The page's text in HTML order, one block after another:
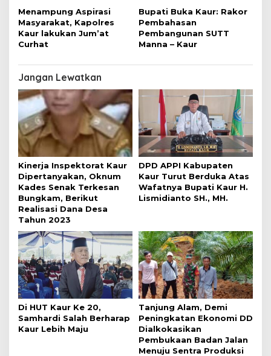
Menampung Aspirasi
Masyarakat, Kapolres
Kaur lakukan Jum’at
Curhat
Bupati Buka Kaur: Rakor
Pembahasan
Pembangunan SUTT
Manna – Kaur
Jangan Lewatkan
Kinerja Inspektorat Kaur
Dipertanyakan, Oknum
Kades Senak Terkesan
Bungkam, Berikut
Realisasi Dana Desa
Tahun 2023
DPD APPI Kabupaten
Kaur Turut Berduka Atas
Wafatnya Bupati Kaur H.
Lismidianto SH., MH.
Di HUT Kaur Ke 20,
Samhardi Salah Berharap
Kaur Lebih Maju
Tanjung Alam, Demi
Peningkatan Ekonomi DD
Dialkokasikan
Pembukaan Badan Jalan
Menuju Sentra Produksi